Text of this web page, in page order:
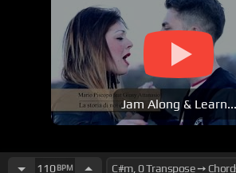
Jam Along & Learn...
110BPM